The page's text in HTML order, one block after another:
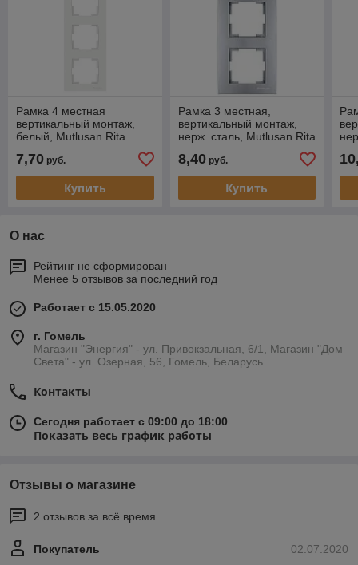
Рамка 4 местная
вертикальный монтаж,
белый, Mutlusan Rita
7,70 руб.
Купить
Рамка 3 местная,
вертикальный монтаж,
нерж. сталь, Mutlusan Rita
8,40руб.
Купить
О нас
Рейтинг не сформирован
Менее 5 отзывов за последний год
Работает с 15.05.2020
г. Гомель
Магазин "Энергия" - ул. Привокзальная, 6/1, Магазин "Дом
Света" - ул. Озерная, 56, Гомель, Беларусь
Контакты
Сегодня работает с 09:00 до 18:00
Показать весь график работы
Отзывы о магазине
2 отзывов за всё время
02.07.2020
Покупатель